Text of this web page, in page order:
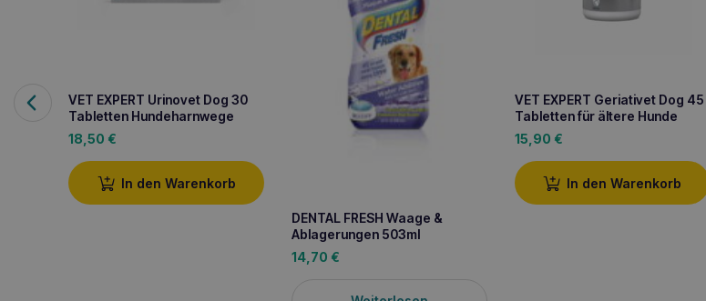
VET EXPERT Urinovet Dog 30
Tabletten Hundeharnwege
18,50 €
In den Warenkorb
DENTAL FRESH Waage &
Ablagerungen 503ml
14,70 €
VET EXPERT Geriativet Dog 45
Tabletten für ältere Hunde
15,90 €
In den Warenkorb